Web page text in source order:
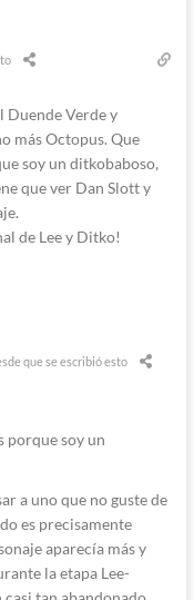
Duende Verde y
más Octopus. Que
soy un ditkobaboso,
que ver Dan Slott y
de Lee y Ditko!
que se escribió esto
porque soy un
a uno que no guste de
es precisamente
aparecía más y
la etapa Lee-